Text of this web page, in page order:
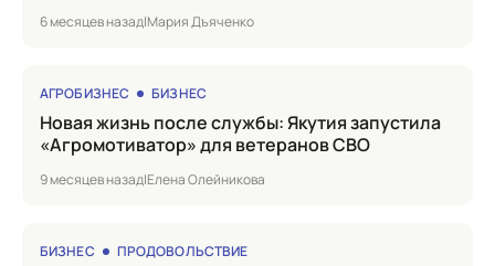
6 месяцев назад|Мария Дъяченко
АГРОБИЗНЕС БИЗНЕС
Новая жизнь после службы: Якутия запустила
«Агромотиватор» для ветеранов СВО
9 месяцев назад|Елена Олейникова
БИЗНЕС ПРОДОВОЛЬСТВИЕ